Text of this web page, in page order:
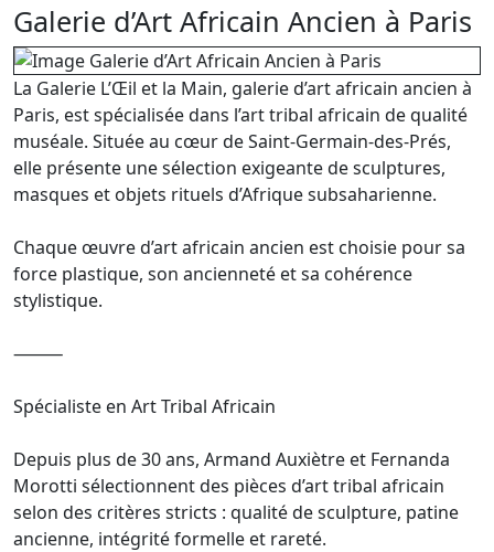
Galerie d’Art Africain Ancien à Paris
La Galerie L’Œil et la Main, galerie d’art africain ancien à
Paris, est spécialisée dans l’art tribal africain de qualité
muséale. Située au cœur de Saint-Germain-des-Prés,
elle présente une sélection exigeante de sculptures,
masques et objets rituels d’Afrique subsaharienne.
Chaque œuvre d’art africain ancien est choisie pour sa
force plastique, son ancienneté et sa cohérence
stylistique.
⸻
Spécialiste en Art Tribal Africain
Depuis plus de 30 ans, Armand Auxiètre et Fernanda
Morotti sélectionnent des pièces d’art tribal africain
selon des critères stricts : qualité de sculpture, patine
ancienne, intégrité formelle et rareté.